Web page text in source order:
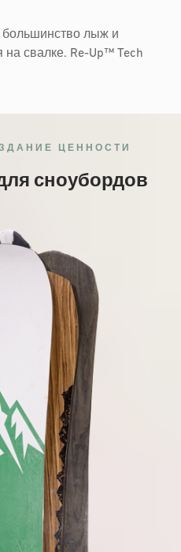
лыж и
свалке. Re-Up™ Tech
ЦЕННОСТИ
сноубордов